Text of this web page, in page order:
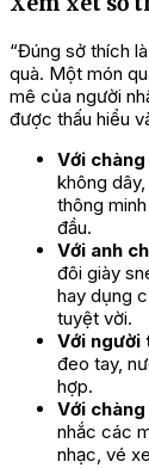
“Đúng sở thích
quà. Một món
mê của người
được thấu hiểu
Với
không
thông
đầu.
Với anh
đôi giày
hay dụng
tuyệt vời.
Với người
đeo tay,
hợp.
Với
nhắc các
nhạc, vé